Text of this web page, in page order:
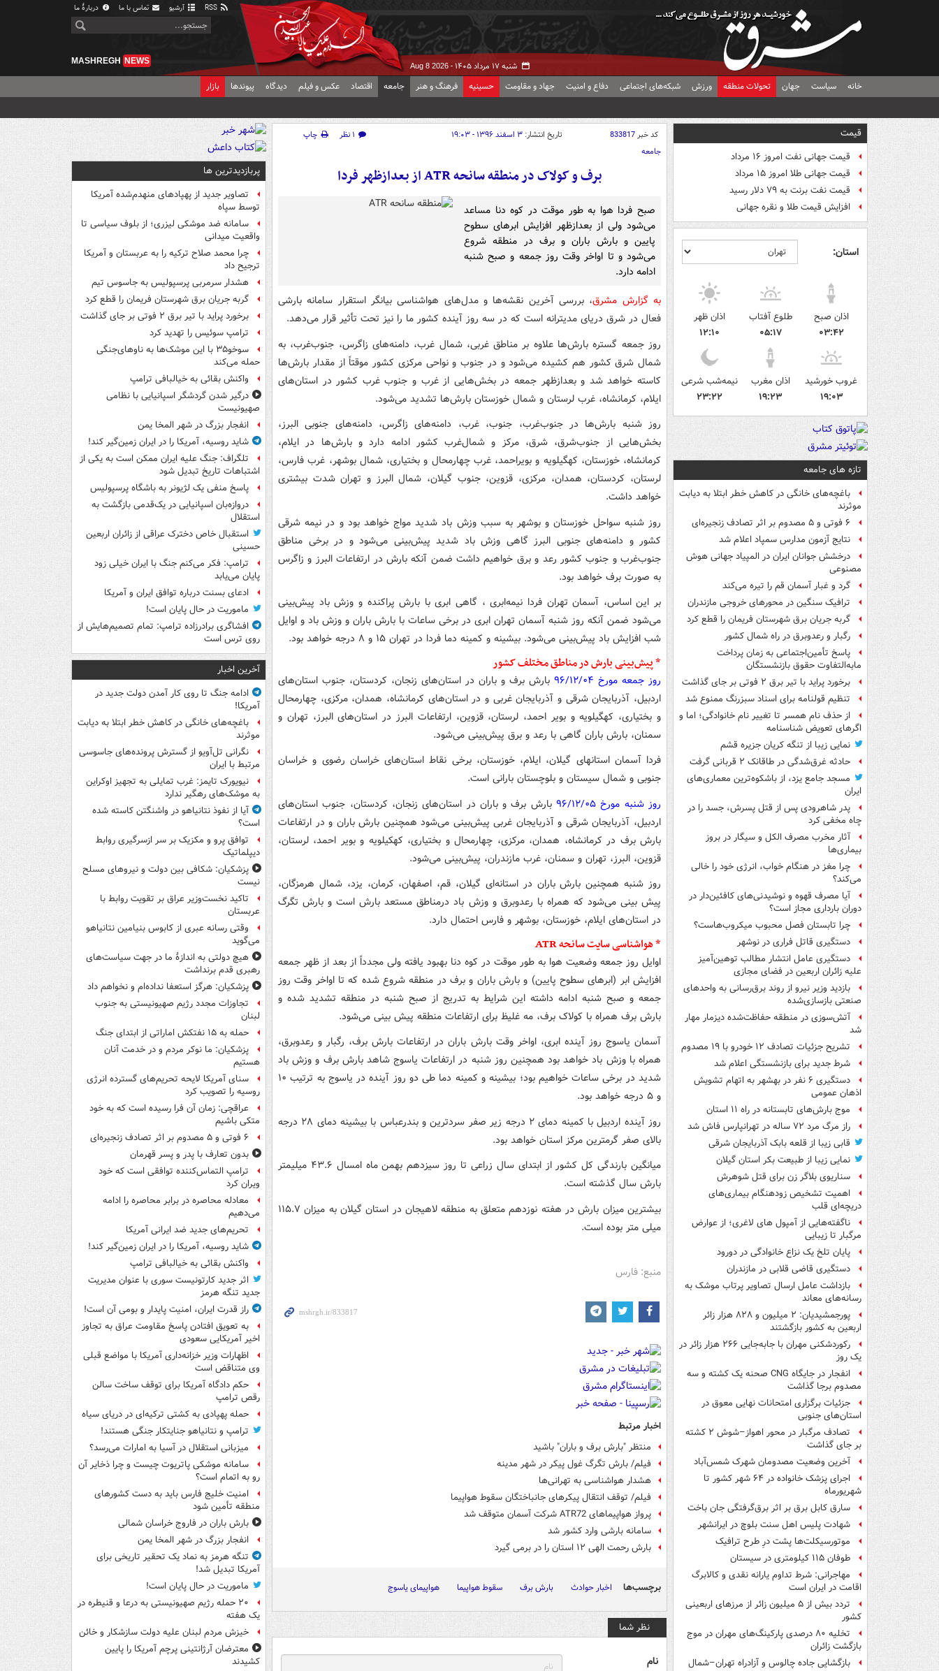
آرشیو تماس با ما دربارهٔ ما
شنبه ۱۷ مرداد ۱۴۰۵ - Aug 8 2026
MASHREGH NEWS
خانه سیاست جهان تحولات منطقه ورزش شبکه‌های اجتماعی دفاع و امنیت جهاد و مقاومت حسینیه فرهنگ و هنر جامعه اقتصاد عکس و فیلم دیدگاه پیوندها بازار
قیمت
قیمت جهانی نفت امروز ۱۶ مرداد
قیمت جهانی طلا امروز ۱۵ مرداد
قیمت نفت برنت به ۷۹ دلار رسید
افزایش قیمت طلا و نقره جهانی
استان:
اذان صبح
۰۳:۴۲
طلوع آفتاب
۰۵:۱۷
اذان ظهر
۱۲:۱۰
غروب خورشید
۱۹:۰۳
اذان مغرب
۱۹:۲۳
نیمه‌شب شرعی
۲۳:۲۲
تازه های جامعه
باغچه‌های خانگی در کاهش خطر ابتلا به دیابت
موثرند
۶ فوتی و ۵ مصدوم بر اثر تصادف زنجیره‌ای
نتایج آزمون مدارس سمپاد اعلام شد
درخشش جوانان ایران در المپیاد جهانی هوش
مصنوعی
گرد و غبار آسمان قم را تیره می‌کند
ترافیک سنگین در محورهای خروجی مازندران
گربه جریان برق شهرستان فریمان را قطع کرد
رگبار و رعدوبرق در راه شمال کشور
پاسخ تأمین‌اجتماعی به زمان پرداخت
مابه‌التفاوت حقوق بازنشستگان
برخورد پراید با تیر برق ۲ فوتی بر جای گذاشت
تنظیم قولنامه برای اسناد سبزرنگ ممنوع شد
از حذف نام همسر تا تغییر نام خانوادگی؛ اما و
اگرهای تعویض شناسنامه
نمایی زیبا از تنگه کریان جزیره قشم
حادثه غرق‌شدگی در طاقانک ۲ قربانی گرفت
مسجد جامع یزد، از باشکوه‌ترین معماری‌های
ایران
پدر شاهرودی پس از قتل پسرش، جسد را در
چاه مخفی کرد
آثار مخرب مصرف الکل و سیگار در بروز
بیماری‌ها
چرا مغز در هنگام خواب، انرژی خود را خالی
می‌کند؟
آیا مصرف قهوه و نوشیدنی‌های کافئین‌دار در
دوران بارداری مجاز است؟
چرا تابستان فصل محبوب میکروب‌هاست؟
دستگیری قاتل فراری در نوشهر
دستگیری عامل انتشار مطالب توهین‌آمیز
علیه زائران اربعین در فضای مجازی
بازدید وزیر نیرو از روند برق‌رسانی به واحدهای
صنعتی بازسازی‌شده
آتش‌سوزی در منطقه حفاظت‌شده دیزمار مهار
شد
تشریح جزئیات تصادف ۱۲ خودرو با ۱۹ مصدوم
شرط جدید برای بازنشستگی اعلام شد
دستگیری ۶ نفر در بهشهر به اتهام تشویش
اذهان عمومی
موج بارش‌های تابستانه در راه ۱۱ استان
راز مرگ مرد ۷۲ ساله در تهرانپارس فاش شد
قابی زیبا از قلعه بابک آذربایجان شرقی
نمایی زیبا از طبیعت بکر استان گیلان
سناریوی بلاگر زن برای قتل شوهرش
اهمیت تشخیص زودهنگام بیماری‌های
دریچه‌ای قلب
ناگفته‌هایی از آمپول های لاغری؛ از عوارض
مرگبار تا زیبایی
پایان تلخ یک نزاع خانوادگی در دورود
دستگیری قاضی قلابی در مازندران
بازداشت عامل ارسال تصاویر پرتاب موشک به
رسانه‌های معاند
پورجمشیدیان: ۲ میلیون و ۸۲۸ هزار زائر
اربعین به کشور بازگشتند
رکوردشکنی مهران با جابه‌جایی ۲۶۶ هزار زائر در
یک روز
انفجار در جایگاه CNG صحنه یک کشته و سه
مصدوم برجا گذاشت
جزئیات برگزاری امتحانات نهایی معوق در
استان‌های جنوبی
تصادف مرگبار در محور اهواز–شوش ۲ کشته
بر جای گذاشت
آخرین وضعیت مصدومان شهرک شمس‌آباد
اجرای پزشک خانواده در ۶۴ شهر کشور تا
شهریورماه
سارق کابل برق بر اثر برق‌گرفتگی جان باخت
شهادت پلیس اهل سنت بلوچ در ایرانشهر
موتورسیکلت‌ها پشت درِ طرح ترافیک
طوفان ۱۱۵ کیلومتری در سیستان
مهاجرانی: شرط تداوم یارانه نقدی و کالابرگ
اقامت در ایران است
تردد بیش از ۵ میلیون زائر از مرزهای اربعینی
کشور
تخلیه ۸۰ درصدی پارکینگ‌های مهران در موج
بازگشت زائران
بازگشایی جاده چالوس و آزادراه تهران–شمال
کد خبر833817 تاریخ انتشار: ۳ اسفند ۱۳۹۶ - ۱۹:۰۳ ۱ نظر
چاپ
جامعه
برف و کولاک در منطقه سانحه ATR از بعدازظهر فردا
صبح فردا هوا به طور موقت در کوه دنا مساعد
می‌شود ولی از بعدازظهر افزایش ابرهای سطوح
پایین و بارش باران و برف در منطقه شروع
می‌شود و تا اواخر وقت روز جمعه و صبح شنبه
ادامه دارد.
به گزارش مشرق، بررسی آخرین نقشه‌ها و مدل‌های هواشناسی بیانگر استقرار سامانه بارشی
فعال در شرق دریای مدیترانه است که در سه روز آینده کشور ما را نیز تحت تأثیر قرار می‌دهد.
روز جمعه گستره بارش‌ها علاوه بر مناطق غربی، شمال غرب، دامنه‌های زاگرس، جنوب‌غرب، به
شمال شرق کشور هم کشیده می‌شود و در جنوب و نواحی مرکزی کشور موقتاً از مقدار بارش‌ها
کاسته خواهد شد و بعدازظهر جمعه در بخش‌هایی از غرب و جنوب غرب کشور در استان‌های
ایلام، کرمانشاه، غرب لرستان و شمال خوزستان بارش‌ها تشدید می‌شود.
روز شنبه بارش‌ها در جنوب‌غرب، جنوب، غرب، دامنه‌های زاگرس، دامنه‌های جنوبی البرز،
بخش‌هایی از جنوب‌شرق، شرق، مرکز و شمال‌غرب کشور ادامه دارد و بارش‌ها در ایلام،
کرمانشاه، خوزستان، کهگیلویه و بویراحمد، غرب چهارمحال و بختیاری، شمال بوشهر، غرب فارس،
لرستان، کردستان، همدان، مرکزی، قزوین، جنوب گیلان، شمال البرز و تهران شدت بیشتری
خواهد داشت.
روز شنبه سواحل خوزستان و بوشهر به سبب وزش باد شدید مواج خواهد بود و در نیمه شرقی
کشور و دامنه‌های جنوبی البرز گاهی وزش باد شدید پیش‌بینی می‌شود و در برخی مناطق
جنوب‌غرب و جنوب کشور رعد و برق خواهیم داشت ضمن آنکه بارش در ارتفاعات البرز و زاگرس
به صورت برف خواهد بود.
بر این اساس، آسمان تهران فردا نیمه‌ابری ، گاهی ابری با بارش پراکنده و وزش باد پیش‌بینی
می‌شود ضمن آنکه روز شنبه آسمان تهران ابری در برخی ساعات با بارش باران و وزش باد و اوایل
شب افزایش باد پیش‌بینی می‌شود. بیشینه و کمینه دما فردا در تهران ۱۵ و ۸ درجه خواهد بود.
* پیش‌بینی بارش در مناطق مختلف کشور
روز جمعه مورخ ۹۶/۱۲/۰۴
‌ بارش برف و باران در استان‌های زنجان، کردستان، جنوب استان‌های
اردبیل، ‌آذربایجان شرقی و آذربایجان غربی و در استان‌های کرمانشاه، همدان، مرکزی، چهارمحال
و بختیاری، کهگیلویه و بویر احمد، لرستان، قزوین، ارتفاعات البرز در استان‌های البرز، تهران و
سمنان، بارش باران گاهی با رعد و برق پیش‌بینی می‌شود.
فردا آسمان استانهای گیلان، ایلام، خوزستان، برخی نقاط استان‌های خراسان رضوی و خراسان
جنوبی و شمال سیستان و بلوچستان بارانی است.
روز شنبه مورخ ۹۶/۱۲/۰۵
‌ بارش برف و باران در استان‌های زنجان، کردستان، جنوب استان‌های
اردبیل، آذربایجان شرقی و آذربایجان غربی پیش‌بینی می‌شود همچنین بارش باران و در ارتفاعات
بارش برف در کرمانشاه، همدان، مرکزی، چهارمحال و بختیاری، کهکیلویه و بویر احمد، لرستان،
قزوین، البرز، تهران و سمنان، غرب مازندران، پیش‌بینی می‌شود.
روز شنبه همچنین بارش باران در استانه‌ای گیلان، قم، اصفهان، کرمان، یزد، شمال هرمزگان،
پیش بینی می‌شود که همراه با رعدوبرق و وزش باد درمناطق مستعد بارش است و بارش تگرگ
در استان‌های ایلام، خوزستان، بوشهر و فارس احتمال دارد.
* هواشناسی سایت سانحه ATR
اوایل روز جمعه وضعیت هوا به طور موقت در کوه دنا بهبود یافته ولی مجدداً از بعد از ظهر جمعه
افزایش ابر (ابرهای سطوح پایین) و بارش باران و برف در منطقه شروع شده که تا اواخر وقت روز
جمعه و صبح شنبه ادامه داشته این شرایط به تدریج از صبح شنبه در منطقه تشدید شده و
بارش برف همراه با کولاک برف، مه غلیظ برای ارتفاعات منطقه پیش بینی می‌شود.
آسمان یاسوج روز آینده ابری، اواخر وقت بارش باران در ارتفاعات بارش برف، رگبار و رعدوبرق،
همراه با وزش باد خواهد بود همچنین روز شنبه در ارتفاعات یاسوج شاهد بارش برف و وزش باد
شدید در برخی ساعات خواهیم بود؛ بیشینه و کمینه دما طی دو روز آینده در یاسوج به ترتیب ۱۰
و ۵ درجه خواهد بود.
روز آینده اردبیل با کمینه دمای ۲ درجه زیر صفر سردترین و بندرعباس با بیشینه دمای ۲۸ درجه
بالای صفر گرمترین مرکز استان خواهد بود.
میانگین بارندگی کل کشور از ابتدای سال زراعی تا روز سیزدهم بهمن ماه امسال ۴۳.۶ میلیمتر
بارش سال گذشته است.
بیشترین میزان بارش در هفته نوزدهم متعلق به منطقه لاهیجان در استان گیلان به میزان ۱۱۵.۷
میلی متر بوده است.
منبع: فارس
اخبار مرتبط
منتظر "بارش برف و باران" باشید
فیلم/ بارش تگرگ غول پیکر در شهر مدینه
هشدار هواشناسی به تهرانی‌ها
فیلم/ توقف انتقال پیکرهای جانباختگان سقوط هواپیما
پرواز هواپیماهای ATR72 شرکت آسمان متوقف شد
سامانه بارشی وارد کشور شد
بارش رحمت الهی ۱۲ استان را در برمی گیرد
برچسب‌ها اخبار حوادث بارش برف سقوط هواپیما هواپیمای یاسوج
نظر شما
نام
پربازدیدترین ها
تصاویر جدید از پهپادهای منهدم‌شده آمریکا
توسط سپاه
سامانه ضد موشکی لیزری؛ از بلوف سیاسی تا
واقعیت میدانی
چرا محمد صلاح ترکیه را به عربستان و آمریکا
ترجیح داد
هشدار سرمربی پرسپولیس به جاسوس تیم
گربه جریان برق شهرستان فریمان را قطع کرد
برخورد پراید با تیر برق ۲ فوتی بر جای گذاشت
ترامپ سوئیس را تهدید کرد
سوخو۳۵ با این موشک‌ها به ناوهای‌جنگی
حمله می‌کند
واکنش بقائی به خیالبافی ترامپ
درگیر شدن گردشگر اسپانیایی با نظامی
صهیونیست
انفجار بزرگ در شهر المخا یمن
شاید روسیه، آمریکا را در ایران زمین‌گیر کند!
تلگراف: جنگ علیه ایران ممکن است به یکی از
اشتباهات تاریخ تبدیل شود
پاسخ منفی یک لژیونر به باشگاه پرسپولیس
دروازه‌بان اسپانیایی در یک‌قدمی بازگشت به
استقلال
استقبال خاص دخترک عراقی از زائران اربعین
حسینی
ترامپ: فکر می‌کنم جنگ با ایران خیلی زود
پایان می‌یابد
ادعای بسنت درباره توافق ایران و آمریکا
ماموریت در حال پایان است!
افشاگری برادرزاده ترامپ: تمام تصمیم‌هایش از
روی ترس است
آخرین اخبار
ادامه جنگ تا روی کار آمدن دولت جدید در
آمریکا!
باغچه‌های خانگی در کاهش خطر ابتلا به دیابت
موثرند
نگرانی تل‌آویو از گسترش پرونده‌های جاسوسی
مرتبط با ایران
نیویورک تایمز: غرب تمایلی به تجهیز اوکراین
به موشک‌های رهگیر ندارد
آیا از نفوذ نتانیاهو در واشنگتن کاسته شده
است؟
توافق پرو و مکزیک بر سر ازسرگیری روابط
دیپلماتیک
پزشکیان: شکافی بین دولت و نیروهای مسلح
نیست
تاکید نخست‌وزیر عراق بر تقویت روابط با
عربستان
وقتی رسانه عبری از کابوس بنیامین نتانیاهو
می‌گوید
هیچ دولتی به اندازۀ ما در جهت سیاست‌های
رهبری قدم برنداشت
پزشکیان: هرگز استعفا نداده‌ام و نخواهم داد
تجاوزات مجدد رژیم صهیونیستی به جنوب
لبنان
حمله به ۱۵ نفتکش‌ اماراتی از ابتدای جنگ
پزشکیان: ما نوکر مردم و در خدمت آنان
هستیم
سنای آمریکا لایحه تحریم‌های گسترده انرژی
روسیه را تصویب کرد
عراقچی: زمان آن فرا رسیده است که به خود
متکی باشیم
۶ فوتی و ۵ مصدوم بر اثر تصادف زنجیره‌ای
بدون تعارف با پدر و پسر قهرمان
ترامپ التماس‌کننده توافقی است که خود
ویران کرد
معادله محاصره در برابر محاصره را ادامه
می‌دهیم
تحریم‌های جدید ضد ایرانی آمریکا
شاید روسیه، آمریکا را در ایران زمین‌گیر کند!
واکنش بقائی به خیالبافی ترامپ
اثر جدید کارتونیست سوری با عنوان مدیریت
جدید تنگه هرمز
راز قدرت ایران، امنیت پایدار و بومی آن است!
به تعویق افتادن پاسخ مقاومت عراق به تجاوز
اخیر آمریکایی سعودی
اظهارات وزیر خزانه‌داری آمریکا با مواضع قبلی
وی متناقض است
حکم دادگاه آمریکا برای توقف ساخت سالن
رقص ترامپ
حمله پهپادی به کشتی ترکیه‌ای در دریای سیاه
ترامپ و نتانیاهو جنایتکار جنگی هستند!
میزبانی استقلال در آسیا به امارات می‌رسد؟
سامانه موشکی پاتریوت چیست و چرا ذخایر آن
رو به اتمام است؟
امنیت خلیج فارس باید به دست کشورهای
منطقه تأمین شود
بارش باران در فاروج خراسان شمالی
انفجار بزرگ در شهر المخا یمن
تنگه هرمز به نماد یک تحقیر تاریخی برای
آمریکا تبدیل شد!
ماموریت در حال پایان است!
۲۰ حمله رژیم صهیونیستی به درعا و قنیطره در
یک هفته
خیزش مردم لبنان علیه دولت سازشکار و خائن
معترضان آرژانتینی پرچم آمریکا را پایین
کشیدند